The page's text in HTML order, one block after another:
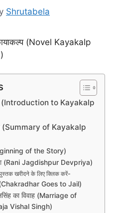
Shrutabela
कायाकल्प (Novel Kayakalp
(Introduction to Kayakalp
(Summary of Kayakalp
of the Story)
(Rani Jagdishpur Devpriya)
खरीदने के लिए क्लिक करें-
Goes to Jail)
का विवाह (Marriage of
Vishal Singh)